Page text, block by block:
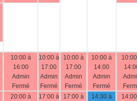
10:00 à
16:00
Admin
Fermé
20:00 à
10:00 à
17:00
Admin
Fermé
17:00 à
10:00 à
17:00
Admin
Fermé
17:00 à
10:00 à
14:00
Admin
Fermé
14:30 à